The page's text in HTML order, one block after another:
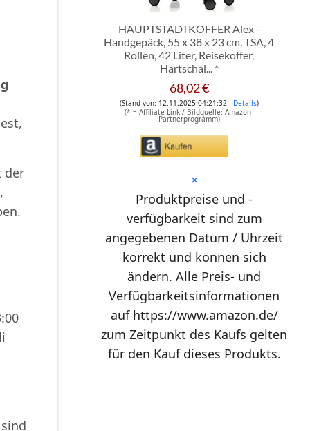
der
HAUPTSTADTKOFFER Alex -
Handgepäck, 55 x 38 x 23 cm, TSA, 4
Rollen, 42 Liter, Reisekoffer,
Hartschal... *
68,02 €
(Stand von: 12.11.2025 04:21:32 - Details)
(* = Affiliate-Link / Bildquelle: Amazon-
Partnerprogramm)
×
Produktpreise und -
verfügbarkeit sind zum
angegebenen Datum / Uhrzeit
korrekt und können sich
ändern. Alle Preis- und
Verfügbarkeitsinformationen
auf https://www.amazon.de/
zum Zeitpunkt des Kaufs gelten
für den Kauf dieses Produkts.